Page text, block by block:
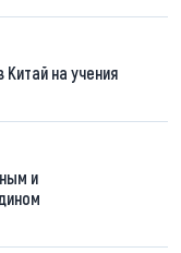
на учения
и